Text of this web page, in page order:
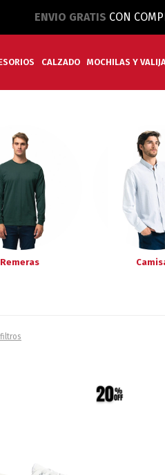
ENVIO GRATIS CON
CALZADO MOCHILAS Y
Remeras